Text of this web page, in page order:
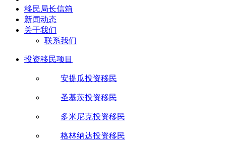
移民局长信箱
新闻动态
关于我们
联系我们
投资移民项目
安提瓜投资移民
圣基茨投资移民
多米尼克投资移民
格林纳达投资移民